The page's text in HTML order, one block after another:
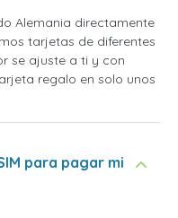
Alemania directamente
tarjetas de diferentes
se ajuste a ti y con
regalo en solo unos
para pagar mi